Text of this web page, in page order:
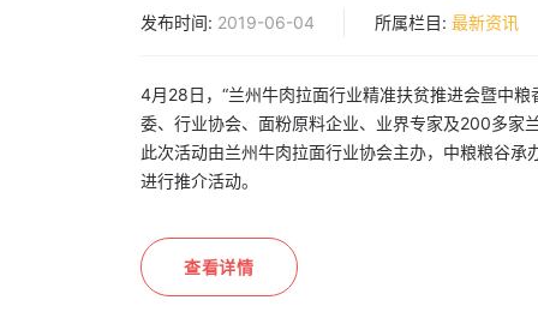
发布时间: 2019-06-04 所属栏目: 最新资讯
4月28日，“兰州牛肉拉面行业精准扶贫推进会暨中
委、行业协会、面粉原料企业、业界专家及200多家
此次活动由兰州牛肉拉面行业协会主办，中粮粮谷
进行推介活动。
查看详情